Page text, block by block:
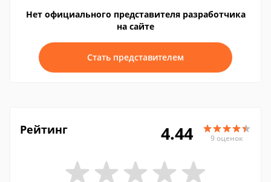
Нет официального представителя разработчика
на сайте
Стать представителем
Рейтинг 4.44 9 оценок